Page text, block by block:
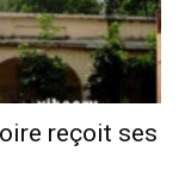
reçoit ses